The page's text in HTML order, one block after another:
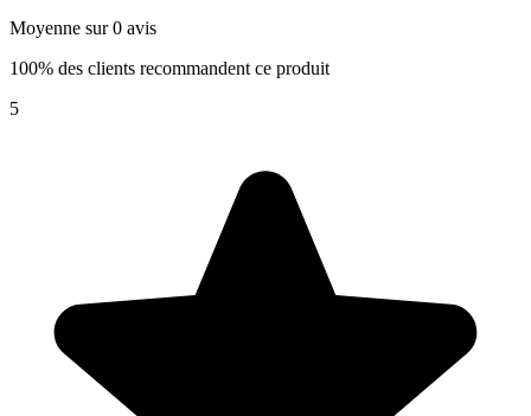
Moyenne sur 0 avis
100% des clients recommandent ce produit
5